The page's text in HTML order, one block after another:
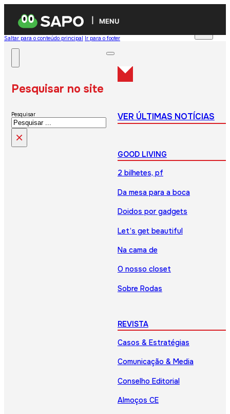
MENU
Saltar para o conteúdo principal Ir para o footer
Pesquisar no site
Pesquisar
×
VER ÚLTIMAS NOTÍCIAS
GOOD LIVING
2 bilhetes, pf
Da mesa para a boca
Doidos por gadgets
Let’s get beautiful
Na cama de
O nosso closet
Sobre Rodas
REVISTA
Casos & Estratégias
Comunicação & Media
Conselho Editorial
Almoços CE